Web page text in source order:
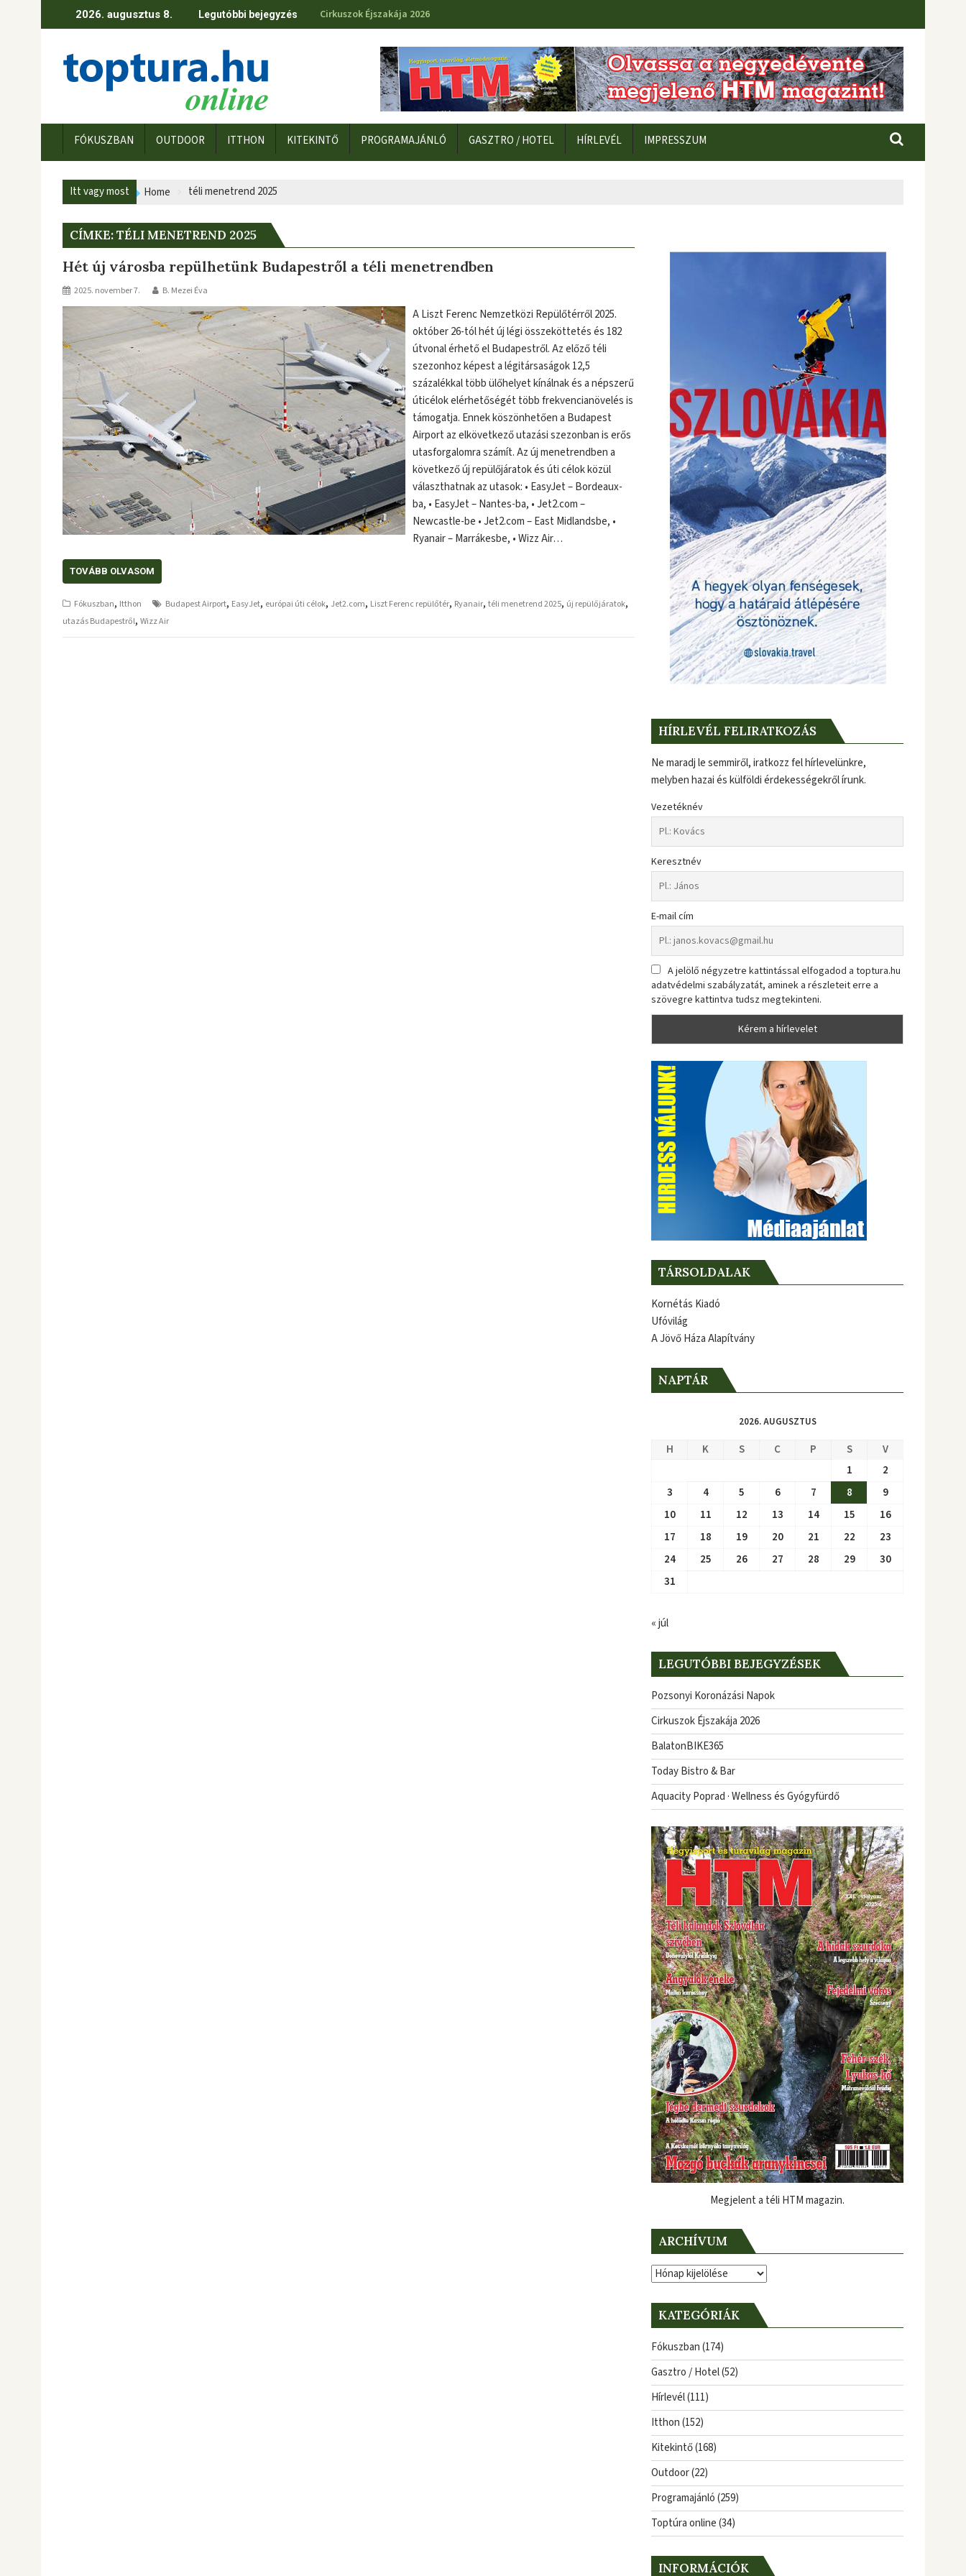
2026. augusztus 8. Legutóbbi bejegyzés Cirkuszok Éjszakája 2026
FÓKUSZBAN OUTDOOR ITTHON KITEKINTŐ PROGRAMAJÁNLÓ GASZTRO / HOTEL HÍRLEVÉL IMPRESSZUM
Itt vagy most Home téli menetrend 2025
CÍMKE:TÉLI MENETREND 2025
Hét új városba repülhetünk Budapestről a téli menetrendben
2025. november 7. B. Mezei Éva
A Liszt Ferenc Nemzetközi Repülőtérről 2025.
október 26-tól hét új légi összeköttetés és 182
útvonal érhető el Budapestről. Az előző téli
szezonhoz képest a légitársaságok 12,5
százalékkal több ülőhelyet kínálnak és a népszerű
úticélok elérhetőségét több frekvencianövelés is
támogatja. Ennek köszönhetően a Budapest
Airport az elkövetkező utazási szezonban is erős
utasforgalomra számít. Az új menetrendben a
következő új repülőjáratok és úti célok közül
választhatnak az utasok: • EasyJet – Bordeaux-
ba, • EasyJet – Nantes-ba, • Jet2.com –
Newcastle-be • Jet2.com – East Midlandsbe, •
Ryanair – Marrákesbe, • Wizz Air…
TOVÁBB OLVASOM
Fókuszban, Itthon Budapest Airport, EasyJet, európai úti célok, Jet2.com, Liszt Ferenc repülőtér, Ryanair, téli menetrend 2025, új repülőjáratok,
utazás Budapestről, Wizz Air
HÍRLEVÉL FELIRATKOZÁS
Ne maradj le semmiről, iratkozz fel hírlevelünkre,
melyben hazai és külföldi érdekességekről írunk.
Vezetéknév
Keresztnév
E-mail cím
A jelölő négyzetre kattintással elfogadod a toptura.hu
adatvédelmi szabályzatát, aminek a részleteit erre a
szövegre kattintva tudsz megtekinteni.
TÁRSOLDALAK
Kornétás Kiadó
Ufóvilág
A Jövő Háza Alapítvány
NAPTÁR
2026. AUGUSZTUS
H K S C P S
V
1
2
3
4 5 6 7 8
9
10
11 12 13 14 15
16
17
18 19 20 21 22
23
24
25 26 27 28 29
30
31
« júl
LEGUTÓBBI BEJEGYZÉSEK
Pozsonyi Koronázási Napok
Cirkuszok Éjszakája 2026
BalatonBIKE365
Today Bistro & Bar
Aquacity Poprad · Wellness és Gyógyfürdő
Megjelent a téli HTM magazin.
ARCHÍVUM
Archívum
KATEGÓRIÁK
Fókuszban(174)
Gasztro / Hotel(52)
Hírlevél(111)
Itthon(152)
Kitekintő(168)
Outdoor(22)
Programajánló(259)
Toptúra online(34)
INFORMÁCIÓK